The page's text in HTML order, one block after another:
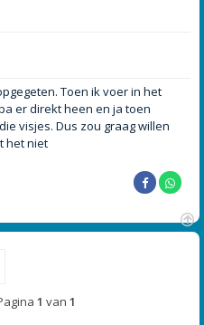
Toen ik voer in het
er direkt heen en ja toen
visjes. Dus zou graag willen
het niet
O
1 van 1